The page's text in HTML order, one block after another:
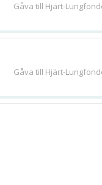
Gåva till Hjärt-
Gåva till Hjärt-